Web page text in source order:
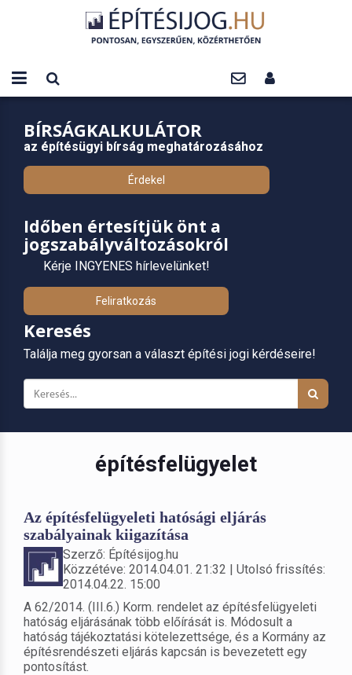
BÍRSÁGKALKULÁTOR
az építésügyi bírság meghatározásához
Érdekel
Időben értesítjük önt a
jogszabályváltozásokról
Kérje INGYENES hírlevelünket!
Feliratkozás
Keresés
Találja meg gyorsan a választ építési jogi kérdéseire!
építésfelügyelet
Az építésfelügyeleti hatósági eljárás
szabályainak kiigazítása
Szerző: Építésijog.hu
Közzétéve: 2014.04.01. 21:32 | Utolsó frissítés:
2014.04.22. 15:00
A 62/2014. (III.6.) Korm. rendelet az építésfelügyeleti
hatóság eljárásának több előírását is. Módosult a
hatóság tájékoztatási kötelezettsége, és a Kormány az
építésrendészeti eljárás kapcsán is bevezetett egy
pontosítást.